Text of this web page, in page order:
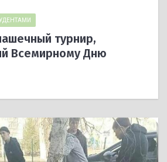
турнир,
Всемирному Дню